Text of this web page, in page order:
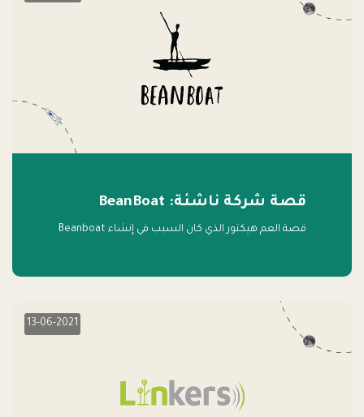
قصة شركة ناشئة: BeanBoat
قصة العم هيكتور الذي كان السبب في إنشاء Beanboat
13-06-2021